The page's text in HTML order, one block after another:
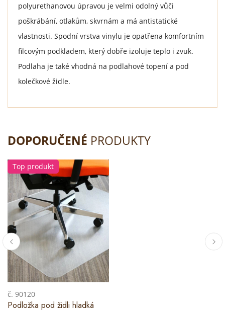
polyurethanovou úpravou je velmi odolný vůči
poškrábání, otlakům, skvrnám a má antistatické
vlastnosti. Spodní vrstva vinylu je opatřena komfortním
filcovým podkladem, který dobře izoluje teplo i zvuk.
Podlaha je také vhodná na podlahové topení a pod
kolečkové židle.
DOPORUČENÉ PRODUKTY
Top produkt
č. 90120
Podložka pod židli hladká